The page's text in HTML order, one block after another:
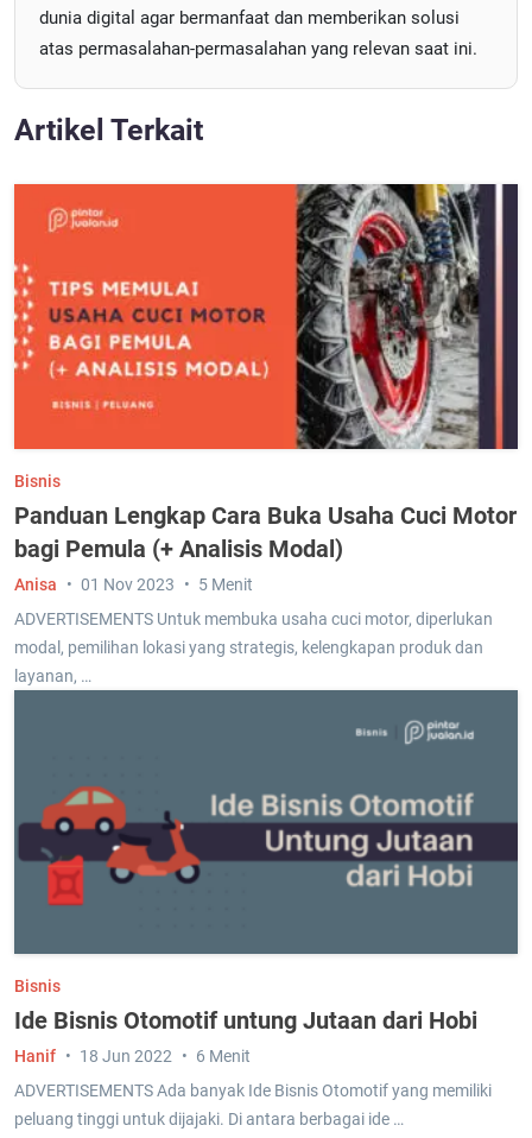
dunia digital agar bermanfaat dan memberikan solusi
atas permasalahan-permasalahan yang relevan saat ini.
Artikel Terkait
Bisnis
Panduan Lengkap Cara Buka Usaha Cuci Motor
bagi Pemula (+ Analisis Modal)
ADVERTISEMENTS Untuk membuka usaha cuci motor, diperlukan
modal, pemilihan lokasi yang strategis, kelengkapan produk dan
layanan, …
Anisa 01 Nov 2023 5 Menit
Bisnis
Ide Bisnis Otomotif untung Jutaan dari Hobi
ADVERTISEMENTS Ada banyak Ide Bisnis Otomotif yang memiliki
peluang tinggi untuk dijajaki. Di antara berbagai ide …
Hanif 18 Jun 2022 6 Menit